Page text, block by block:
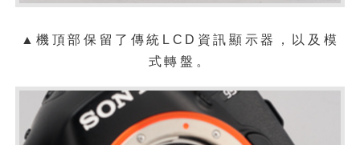
▲機頂部保留了傳統LCD資訊顯示器，以及模
式轉盤。